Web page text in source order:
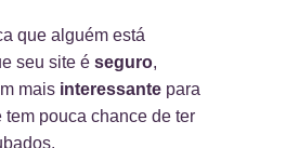
que alguém está
seu site é seguro,
mais interessante para
tem pouca chance de ter